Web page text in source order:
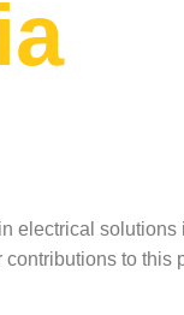
electrical solutions
to this